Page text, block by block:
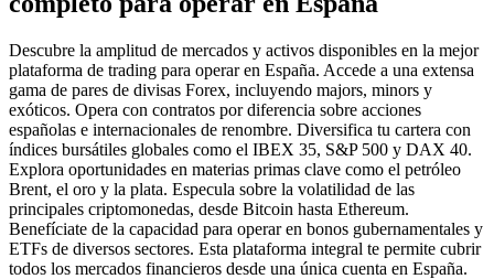
Descubre la amplitud de mercados y activos disponibles en la mejor
plataforma de trading para operar en España. Accede a una extensa
gama de pares de divisas Forex, incluyendo majors, minors y
exóticos. Opera con contratos por diferencia sobre acciones
españolas e internacionales de renombre. Diversifica tu cartera con
índices bursátiles globales como el IBEX 35, S&P 500 y DAX 40.
Explora oportunidades en materias primas clave como el petróleo
Brent, el oro y la plata. Especula sobre la volatilidad de las
principales criptomonedas, desde Bitcoin hasta Ethereum.
Benefíciate de la capacidad para operar en bonos gubernamentales y
ETFs de diversos sectores. Esta plataforma integral te permite cubrir
todos los mercados financieros desde una única cuenta en España.